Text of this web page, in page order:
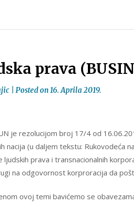
prava
Posted on16. Aprila 2019.
je rezolucijom broj 17/4 od
nacija (u daljem tekstu: Rukovodeća
ljudskih prava i transnacionalnih
na odgovornost korproracija da
ovoj temi bavićemo se